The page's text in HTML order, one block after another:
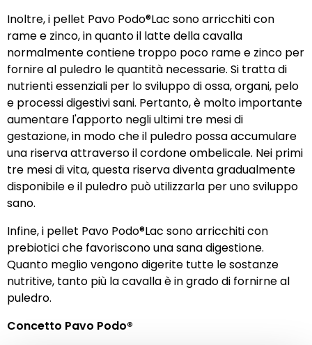
Inoltre, i pellet Pavo Podo®Lac sono arricchiti con
rame e zinco, in quanto il latte della cavalla
normalmente contiene troppo poco rame e zinco per
fornire al puledro le quantità necessarie. Si tratta di
nutrienti essenziali per lo sviluppo di ossa, organi, pelo
e processi digestivi sani. Pertanto, è molto importante
aumentare l'apporto negli ultimi tre mesi di
gestazione, in modo che il puledro possa accumulare
una riserva attraverso il cordone ombelicale. Nei primi
tre mesi di vita, questa riserva diventa gradualmente
disponibile e il puledro può utilizzarla per uno sviluppo
sano.
Infine, i pellet Pavo Podo®Lac sono arricchiti con
prebiotici che favoriscono una sana digestione.
Quanto meglio vengono digerite tutte le sostanze
nutritive, tanto più la cavalla è in grado di fornirne al
puledro.
Concetto Pavo Podo®